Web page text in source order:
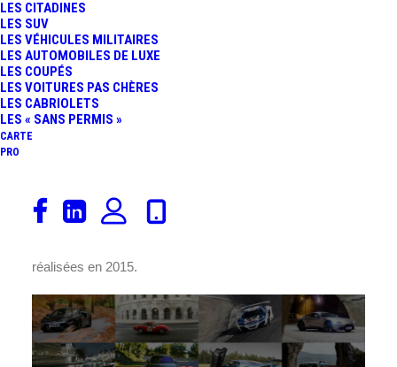
LES CITADINES
LES SUV
LES VÉHICULES MILITAIRES
LES AUTOMOBILES DE LUXE
LES COUPÉS
LES VOITURES PAS CHÈRES
LES CABRIOLETS
LES « SANS PERMIS »
CARTE
PRO
Selon le journal Le Parisien
limitations de vitesse à 80 km/h, au lieu de 90 km/h sur
réalisées en 2015.